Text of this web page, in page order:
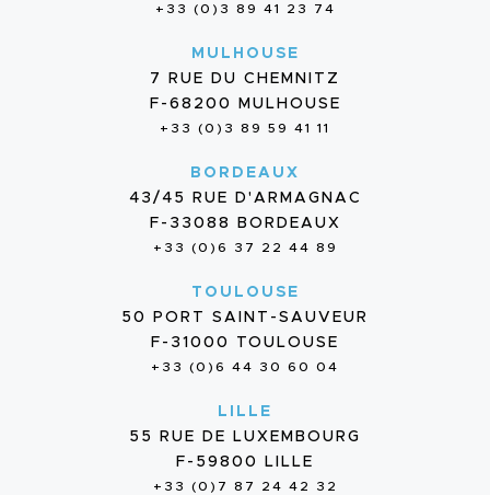
+33 (0)3 89 41 23 74
MULHOUSE
7 RUE DU CHEMNITZ
F-68200 MULHOUSE
+33 (0)3 89 59 41 11
BORDEAUX
43/45 RUE D'ARMAGNAC
F-33088 BORDEAUX
+33 (0)6 37 22 44 89
TOULOUSE
50 PORT SAINT-SAUVEUR
F-31000 TOULOUSE
+33 (0)6 44 30 60 04
LILLE
55 RUE DE LUXEMBOURG
F-59800 LILLE
+33 (0)7 87 24 42 32